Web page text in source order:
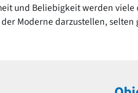
und Beliebigkeit werden
Moderne darzustellen, selten